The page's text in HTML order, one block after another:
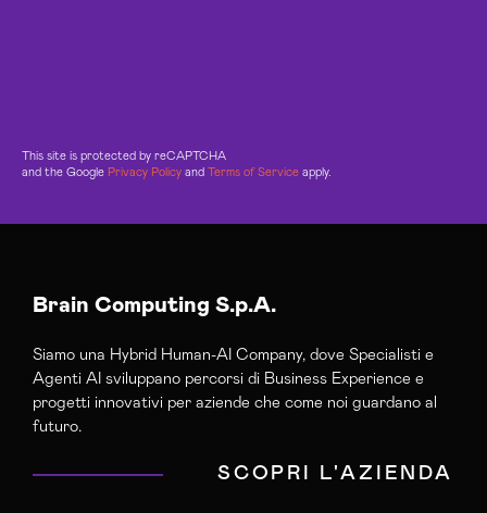
This site is protected by reCAPTCHA
and the Google Privacy Policy and Terms of Service apply.
Brain Computing S.p.A.
Siamo una Hybrid Human-AI Company, dove Specialisti e
Agenti AI sviluppano percorsi di Business Experience e
progetti innovativi per aziende che come noi guardano al
futuro.
SCOPRI L'AZIENDA